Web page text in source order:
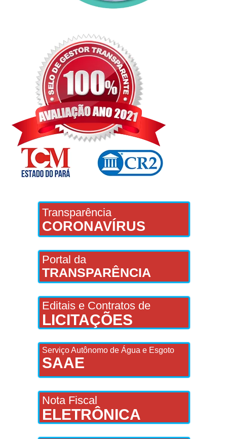
Transparência
CORONAVÍRUS
Portal da
TRANSPARÊNCIA
Editais e Contratos de
LICITAÇÕES
Serviço Autônomo de Água e Esgoto
SAAE
Nota Fiscal
ELETRÔNICA